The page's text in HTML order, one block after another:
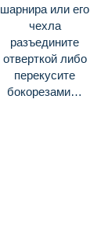
шарнира или его
чехла
разъедините
отверткой либо
перекусите
бокорезами…